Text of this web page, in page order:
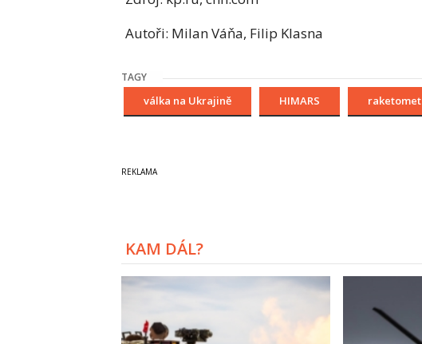
Autoři: Milan Váňa, Filip Klasna
TAGY
válka na Ukrajině HIMARS raketomet
KAM DÁL?